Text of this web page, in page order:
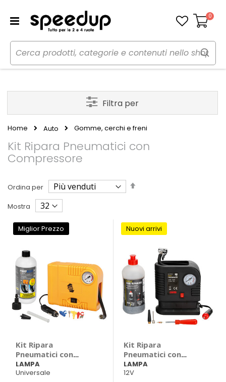
Carrello
0
Home Auto Gomme, cerchi e freni
Kit Ripara Pneumatici con
Compressore
Ordina per
Imposta
Mostra
Miglior Prezzo
Kit Ripara
Pneumatici con
Compressore Pump
& Go - LAMPA
LAMPA
Universale
Nuovi arrivi
Kit Ripara
Pneumatici con
Compressore Gran
Pree - LAMPA
LAMPA
12V
Filtra per